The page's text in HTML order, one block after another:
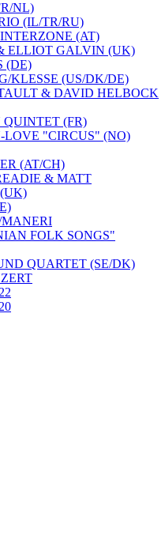
NL)
(IL/TR/RU)
(AT)
ELLIOT GALVIN (UK)
(DE)
KLESSE (US/DK/DE)
& DAVID HELBOCK
(FR)
LOVE "CIRCUS" (NO)
(AT/CH)
& MATT
FOLK SONGS"
QUARTET (SE/DK)